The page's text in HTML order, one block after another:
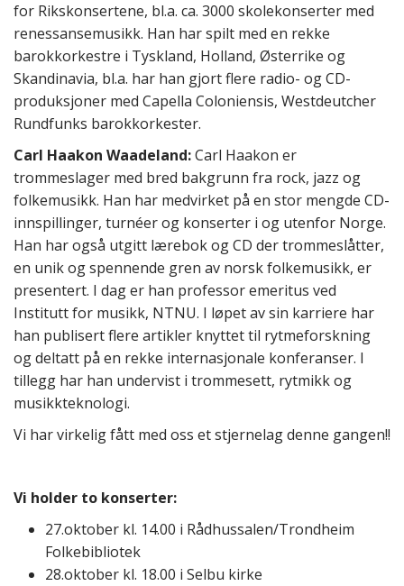
for Rikskonsertene, bl.a. ca. 3000 skolekonserter med
renessansemusikk. Han har spilt med en rekke
barokkorkestre i Tyskland, Holland, Østerrike og
Skandinavia, bl.a. har han gjort flere radio- og CD-
produksjoner med Capella Coloniensis, Westdeutcher
Rundfunks barokkorkester.
Carl Haakon Waadeland:Carl Haakon er
trommeslager med bred bakgrunn fra rock, jazz og
folkemusikk. Han har medvirket på en stor mengde CD-
innspillinger, turnéer og konserter i og utenfor Norge.
Han har også utgitt lærebok og CD der trommeslåtter,
en unik og spennende gren av norsk folkemusikk, er
presentert. I dag er han professor emeritus ved
Institutt for musikk, NTNU. I løpet av sin karriere har
han publisert flere artikler knyttet til rytmeforskning
og deltatt på en rekke internasjonale konferanser. I
tillegg har han undervist i trommesett, rytmikk og
musikkteknologi.
Vi har virkelig fått med oss et stjernelag denne gangen!!
Vi holder to konserter:
27.oktober kl. 14.00 i Rådhussalen/Trondheim
Folkebibliotek
28.oktober kl. 18.00 i Selbu kirke